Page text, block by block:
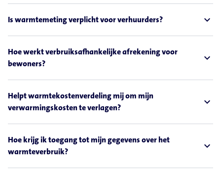
Is warmtemeting verplicht voor verhuurders? expand_less
Hoe werkt verbruiksafhankelijke afrekening voor
bewoners?
expand_less
Helpt warmtekostenverdeling mij om mijn
verwarmingskosten te verlagen?
expand_less
Hoe krijg ik toegang tot mijn gegevens over het
warmteverbruik?
expand_less